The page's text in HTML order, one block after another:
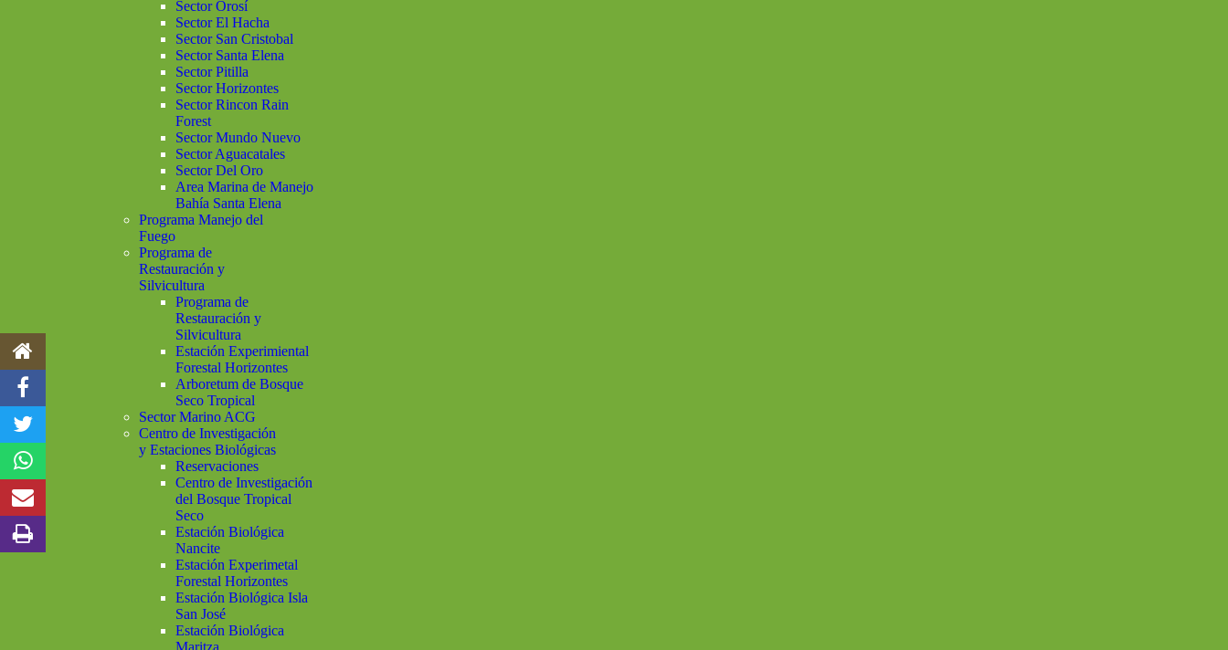
Sector Orosí
Sector El Hacha
Sector San Cristobal
Sector Santa Elena
Sector Pitilla
Sector Horizontes
Sector Rincon Rain
Forest
Sector Mundo Nuevo
Sector Aguacatales
Sector Del Oro
Area Marina de Manejo
Bahía Santa Elena
Programa Manejo del
Fuego
Programa de
Restauración y
Silvicultura
Programa de
Restauración y
Silvicultura
Estación Experimiental
Forestal Horizontes
Arboretum de Bosque
Seco Tropical
Sector Marino ACG
Centro de Investigación
y Estaciones Biológicas
Reservaciones
Centro de Investigación
del Bosque Tropical
Seco
Estación Biológica
Nancite
Estación Experimetal
Forestal Horizontes
Estación Biológica Isla
San José
Estación Biológica
Maritza